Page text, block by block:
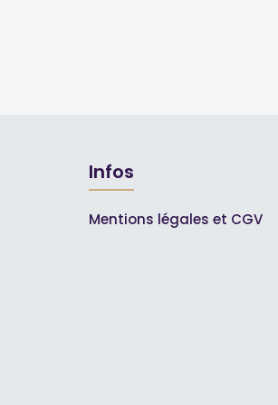
Infos
Mentions légales et CGV